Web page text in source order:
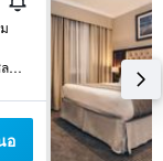
Matfen Village, นิวคาสเซิลอะพอนไทน์, สหราชอาณาจักร
อ